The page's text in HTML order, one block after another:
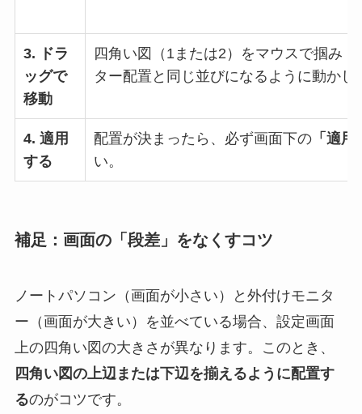
3. ドラ
ッグで
移動
四角い図（1または2）をマウスで掴み
ター配置と同じ並びになるように動かし
4. 適用
する
配置が決まったら、必ず画面下の「適用
い。
補足：画面の「段差」をなくすコツ
ノートパソコン（画面が小さい）と外付けモニタ
ー（画面が大きい）を並べている場合、設定画面
上の四角い図の大きさが異なります。このとき、
四角い図の上辺または下辺を揃えるように配置す
るのがコツです。